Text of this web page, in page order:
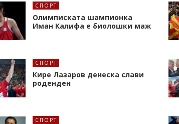
СПОРТ
Олимписката шампионка
Иман Калифa е биолошки маж
СПОРТ
Кире Лазаров денеска слави
роденден
СПОРТ